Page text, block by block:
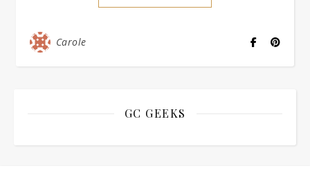
Carole
GC GEEKS